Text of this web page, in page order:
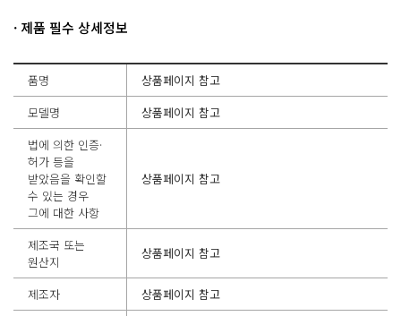
· 제품 필수 상세정보
품명
상품페이지 참고
모델명
상품페이지 참고
법에 의한 인증·
허가 등을
받았음을 확인할
수 있는 경우
그에 대한 사항
상품페이지 참고
제조국 또는
원산지
상품페이지 참고
제조자 상품페이지 참고